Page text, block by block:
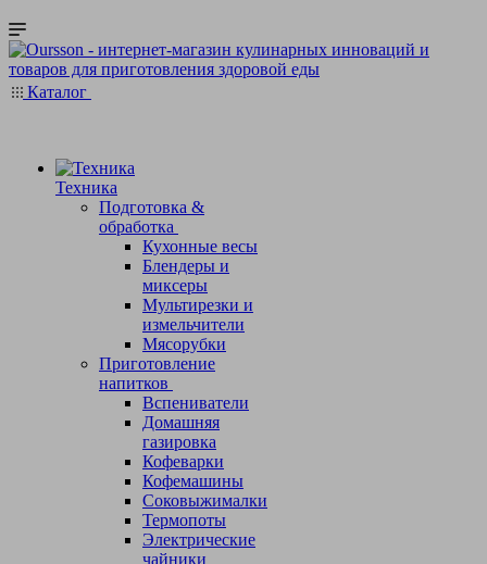
Каталог
Техника
Подготовка &
обработка
Кухонные весы
Блендеры и
миксеры
Мультирезки и
измельчители
Мясорубки
Приготовление
напитков
Вспениватели
Домашняя
газировка
Кофеварки
Кофемашины
Соковыжималки
Термопоты
Электрические
чайники